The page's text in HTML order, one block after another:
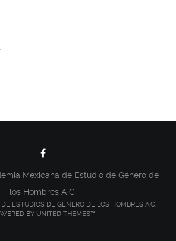
Mexicana de Estudio de Género de
los Hombres A.C.
ESTUDIOS DE GÉNERO DE LOS HOMBRES A.C.
BY UNITED THEMES™